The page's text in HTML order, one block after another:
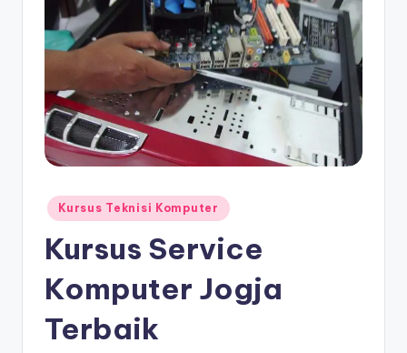
Kursus Teknisi Komputer
Kursus Service
Komputer Jogja
Terbaik